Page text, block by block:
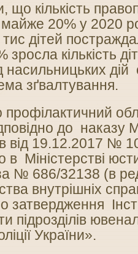
що кількість
20% у 2020
дітей
кількість
насильницьких дій
зґвалтування.
до наказу
від 19.12.2017 №
в Міністерстві
№ 686/32138 (в
внутрішніх
підрозділів
України».